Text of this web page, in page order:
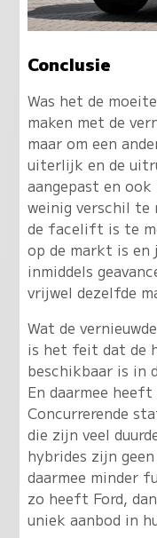
Conclusie
Was het de
maken met de
maar om een
uiterlijk en de
aangepast en
weinig verschil te
de facelift is te
op de markt is en
inmiddels
vrijwel dezelfde
Wat de
is het feit dat de
beschikbaar is in
En daarmee
Concurrerende
die zijn veel
hybrides zijn
daarmee minder
zo heeft Ford,
uniek aanbod in